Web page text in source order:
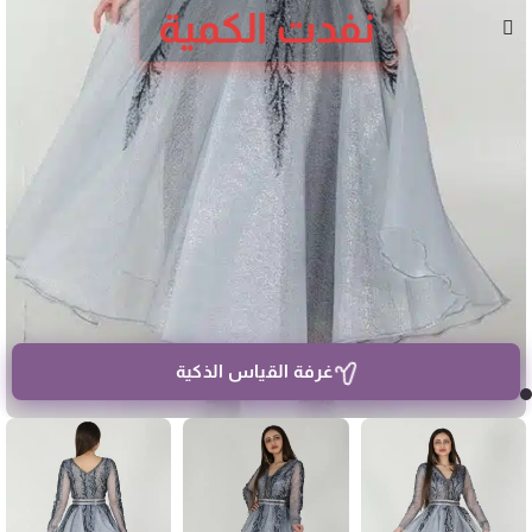
نفدت الكمية
غرفة القياس الذكية